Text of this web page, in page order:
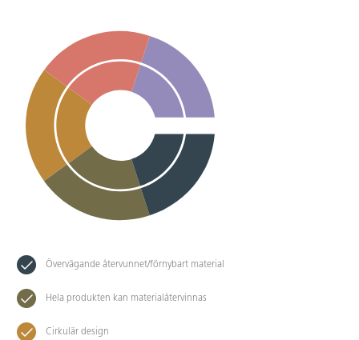
Övervägande återvunnet/förnybart material
Hela produkten kan materialåtervinnas
Cirkulär design